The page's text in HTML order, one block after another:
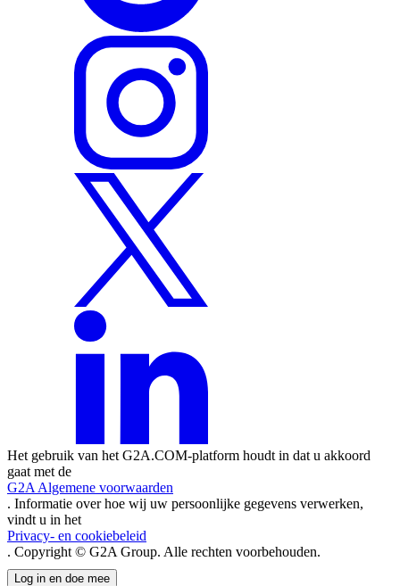
Het gebruik van het G2A.COM-platform houdt in dat u akkoord
gaat met de
G2A Algemene voorwaarden
. Informatie over hoe wij uw persoonlijke gegevens verwerken,
vindt u in het
Privacy- en cookiebeleid
. Copyright © G2A Group. Alle rechten voorbehouden.
Log in en doe mee